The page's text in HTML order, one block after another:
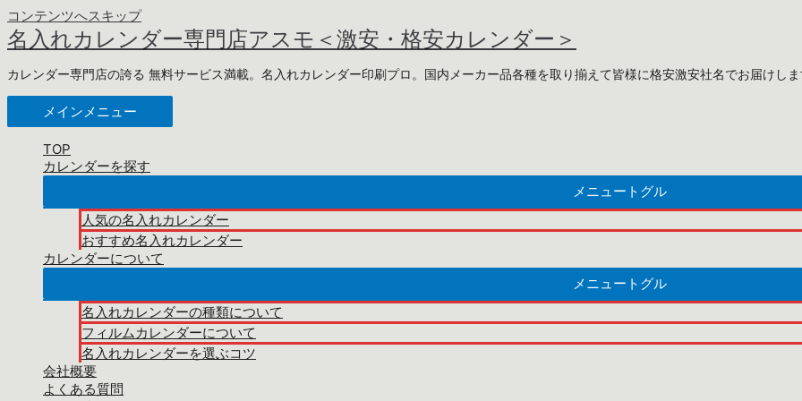
コンテンツへスキップ
名入れカレンダー専門店アスモ＜激安・格安カレンダー＞
カレンダー専門店の誇る 無料サービス満載。名入れカレンダー印刷プロ。国内メーカー品各種を取り揃えて皆様に格安激安社名でお届けし
メインメニュー
TOP
カレンダーを探す
メニュートグル
人気の名入れカレンダー
おすすめ名入れカレンダー
カレンダーについて
メニュートグル
名入れカレンダーの種類について
フィルムカレンダーについて
名入れカレンダーを選ぶコツ
会社概要
よくある質問